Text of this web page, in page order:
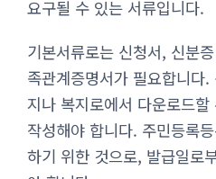
요구될 수 있는 서류입니다.
기본서류로는 신청서, 신분
족관계증명서가 필요합니다
지나 복지로에서 다운로드
작성해야 합니다. 주민등록
하기 위한 것으로, 발급일로